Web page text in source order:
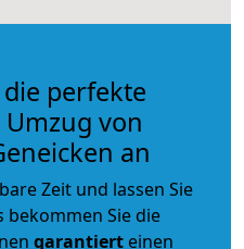
perfekte
von
an
Zeit und lassen Sie
bekommen Sie die
garantiert einen